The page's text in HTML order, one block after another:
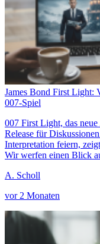
James Bond First Light:
007-Spiel
007 First Light, das
Release für
Interpretation feiern,
Wir werfen einen Blick
A. Scholl
vor 2 Monaten